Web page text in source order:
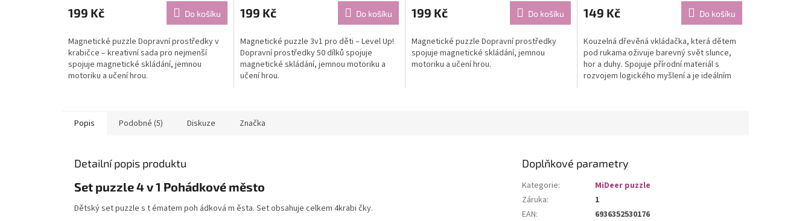
199 Kč Do košíku
Magnetické puzzle Dopravní prostředky v
krabičce – kreativní sada pro nejmenší
spojuje magnetické skládání, jemnou
motoriku a učení hrou.
199 Kč Do košíku
Magnetické puzzle 3v1 pro děti – Level Up!
Dopravní prostředky 50 dílků spojuje
magnetické skládání, jemnou motoriku a
učení hrou.
199 Kč Do košíku
Magnetické puzzle Dopravní prostředky
spojuje magnetické skládání, jemnou
motoriku a učení hrou.
149 Kč Do košíku
Kouzelná dřevěná vkládačka, která dětem
pod rukama oživuje barevný svět slunce,
hor a duhy. Spojuje přírodní materiál s
rozvojem logického myšlení a je ideálním
Popis Podobné (5) Diskuze Značka
Detailní popis produktu
Set puzzle 4 v 1 Pohádkové město
Dětský set puzzle s t ématem poh ádková m ěsta. Set obsahuje celkem 4krabi čky.
Doplňkové parametry
Kategorie:
MiDeer puzzle
Záruka:
1
EAN:
6936352530176